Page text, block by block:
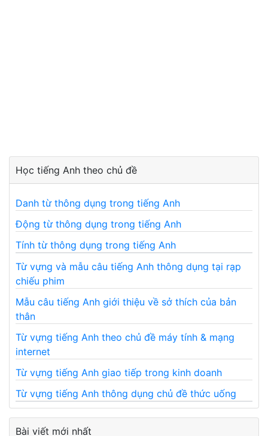
Học tiếng Anh theo chủ đề
Danh từ thông dụng trong tiếng Anh
Động từ thông dụng trong tiếng Anh
Tính từ thông dụng trong tiếng Anh
Từ vựng và mẫu câu tiếng Anh thông dụng tại rạp
chiếu phim
Mẫu câu tiếng Anh giới thiệu về sở thích của bản
thân
Từ vựng tiếng Anh theo chủ đề máy tính & mạng
internet
Từ vựng tiếng Anh giao tiếp trong kinh doanh
Từ vựng tiếng Anh thông dụng chủ đề thức uống
Bài viết mới nhất